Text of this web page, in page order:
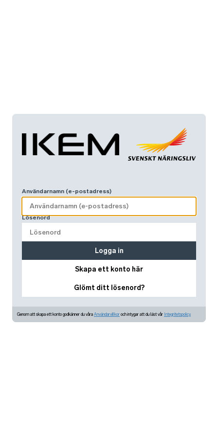
Användarnamn (e-postadress)
Lösenord
Skapa ett konto här
Glömt ditt lösenord?
Logga in
Genom att skapa ett konto godkänner du våra Användarvillkor och intygar att du läst vår Integritetspolicy.